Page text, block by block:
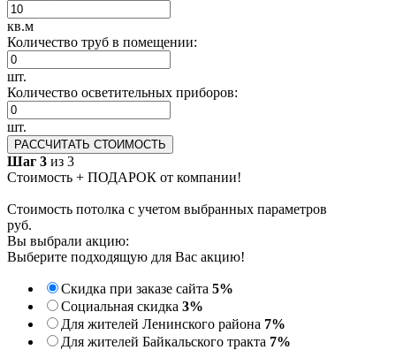
кв.м
Количество труб в помещении:
шт.
Количество осветительных приборов:
шт.
РАССЧИТАТЬ СТОИМОСТЬ
Шаг 3 из 3
Стоимость + ПОДАРОК от компании!
Стоимость потолка с учетом выбранных параметров
руб.
Вы выбрали акцию:
Выберите подходящую для Вас акцию!
Скидка при заказе сайта 5%
Социальная скидка 3%
Для жителей Ленинского района 7%
Для жителей Байкальского тракта 7%